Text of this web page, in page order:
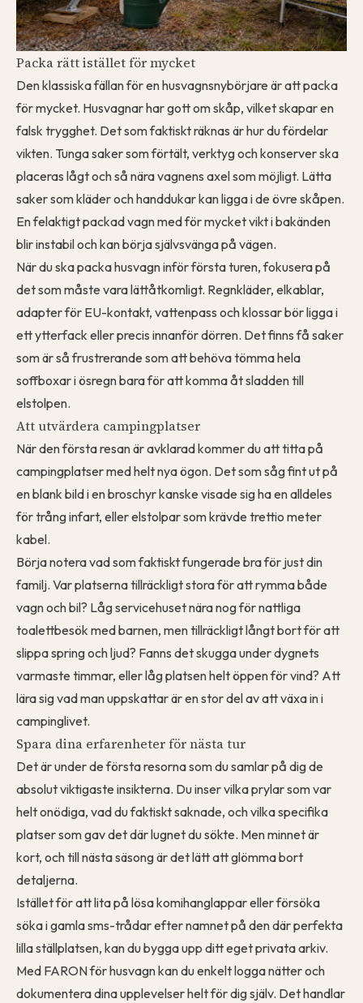
Packa rätt istället för mycket
Den klassiska fällan för en husvagnsnybörjare är att packa
för mycket. Husvagnar har gott om skåp, vilket skapar en
falsk trygghet. Det som faktiskt räknas är hur du fördelar
vikten. Tunga saker som förtält, verktyg och konserver ska
placeras lågt och så nära vagnens axel som möjligt. Lätta
saker som kläder och handdukar kan ligga i de övre skåpen.
En felaktigt packad vagn med för mycket vikt i bakänden
blir instabil och kan börja självsvänga på vägen.
När du ska packa husvagn inför första turen, fokusera på
det som måste vara lättåtkomligt. Regnkläder, elkablar,
adapter för EU-kontakt, vattenpass och klossar bör ligga i
ett ytterfack eller precis innanför dörren. Det finns få saker
som är så frustrerande som att behöva tömma hela
soffboxar i ösregn bara för att komma åt sladden till
elstolpen.
Att utvärdera campingplatser
När den första resan är avklarad kommer du att titta på
campingplatser med helt nya ögon. Det som såg fint ut på
en blank bild i en broschyr kanske visade sig ha en alldeles
för trång infart, eller elstolpar som krävde trettio meter
kabel.
Börja notera vad som faktiskt fungerade bra för just din
familj. Var platserna tillräckligt stora för att rymma både
vagn och bil? Låg servicehuset nära nog för nattliga
toalettbesök med barnen, men tillräckligt långt bort för att
slippa spring och ljud? Fanns det skugga under dygnets
varmaste timmar, eller låg platsen helt öppen för vind? Att
lära sig vad man uppskattar är en stor del av att växa in i
campinglivet.
Spara dina erfarenheter för nästa tur
Det är under de första resorna som du samlar på dig de
absolut viktigaste insikterna. Du inser vilka prylar som var
helt onödiga, vad du faktiskt saknade, och vilka specifika
platser som gav det där lugnet du sökte. Men minnet är
kort, och till nästa säsong är det lätt att glömma bort
detaljerna.
Istället för att lita på lösa komihanglappar eller försöka
söka i gamla sms-trådar efter namnet på den där perfekta
lilla ställplatsen, kan du bygga upp ditt eget privata arkiv.
Med FARON för husvagnkan du enkeltlogga nätteroch
dokumentera dina upplevelser helt för dig själv. Det handlar